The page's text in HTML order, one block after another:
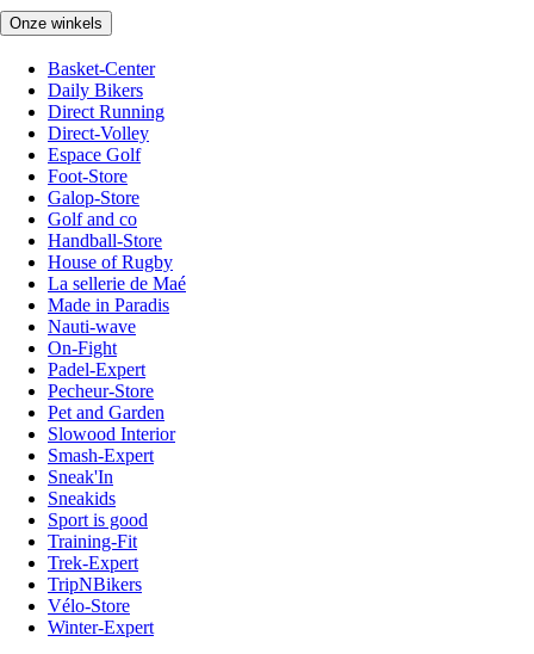
Onze winkels
Basket-Center
Daily Bikers
Direct Running
Direct-Volley
Espace Golf
Foot-Store
Galop-Store
Golf and co
Handball-Store
House of Rugby
La sellerie de Maé
Made in Paradis
Nauti-wave
On-Fight
Padel-Expert
Pecheur-Store
Pet and Garden
Slowood Interior
Smash-Expert
Sneak'In
Sneakids
Sport is good
Training-Fit
Trek-Expert
TripNBikers
Vélo-Store
Winter-Expert